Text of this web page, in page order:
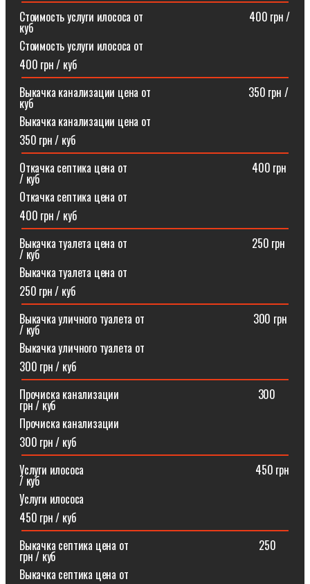
Стоимость услуги илососа от⠀⠀⠀⠀⠀⠀⠀⠀⠀⠀⠀⠀⠀400 грн /
куб
Стоимость услуги илососа от
400 грн / куб
Выкачка канализации цена от⠀⠀⠀⠀⠀⠀⠀⠀⠀⠀⠀⠀350 грн /
куб
Выкачка канализации цена от
350 грн / куб
Откачка септика цена от ⠀⠀⠀⠀⠀⠀⠀⠀⠀⠀⠀⠀⠀⠀⠀400 грн
/ куб
Откачка септика цена от
400 грн / куб
Выкачка туалета цена от ⠀⠀⠀⠀⠀⠀⠀⠀⠀⠀⠀⠀⠀⠀⠀250 грн
/ куб
Выкачка туалета цена от
250 грн / куб
Выкачка уличного туалета от ⠀⠀⠀⠀⠀⠀⠀⠀⠀⠀⠀⠀⠀300 грн
/ куб
Выкачка уличного туалета от
300 грн / куб
Прочиска канализации⠀⠀⠀⠀⠀⠀⠀⠀⠀⠀⠀⠀⠀⠀⠀⠀⠀300
грн / куб
Прочиска канализации
300 грн / куб
Услуги илососа⠀⠀⠀⠀⠀⠀⠀⠀⠀⠀⠀⠀⠀⠀⠀⠀⠀⠀⠀⠀⠀450 грн
/ куб
Услуги илососа
450 грн / куб
Выкачка септика цена от⠀⠀⠀⠀⠀⠀⠀⠀⠀⠀⠀⠀⠀⠀⠀⠀250
грн / куб
Выкачка септика цена от